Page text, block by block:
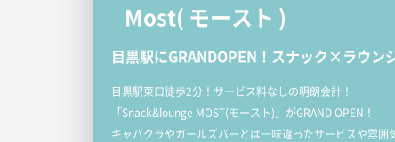
Most( モースト )
目黒駅にGRANDOPEN！スナック×ラウン
目黒駅東口徒歩2分！サービス料なしの明朗会計！
「Snack&lounge MOST(モースト)」がGRAND OPEN！
キャバクラやガールズバーとは一味違ったサービスや雰囲